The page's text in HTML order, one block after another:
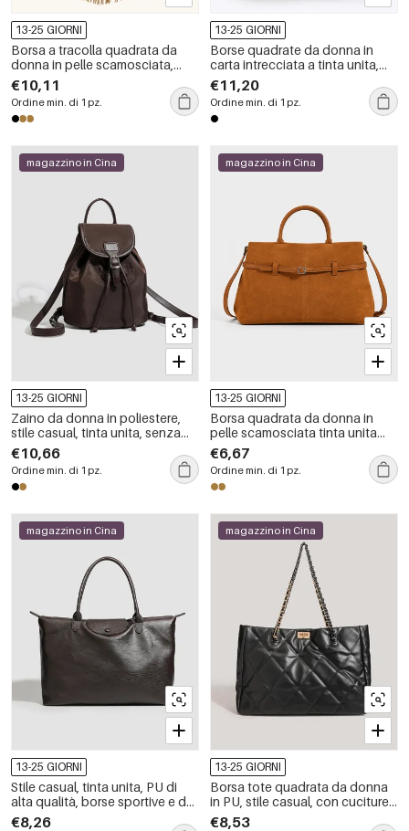
13-25 GIORNI
Borsa a tracolla quadrata da
donna in pelle scamosciata,
tinta unita, stile boho con
nappine.
€10,11
Ordine min. di 1 pz.
13-25 GIORNI
Borse quadrate da donna in
carta intrecciata a tinta unita,
stile casual.
€11,20
Ordine min. di 1 pz.
magazzino in Cina
13-25 GIORNI
Zaino da donna in poliestere,
stile casual, tinta unita, senza
fronzoli
€10,66
Ordine min. di 1 pz.
magazzino in Cina
13-25 GIORNI
Borsa quadrata da donna in
pelle scamosciata tinta unita
con dettagli in metallo, stile
ufficio.
€6,67
Ordine min. di 1 pz.
magazzino in Cina
13-25 GIORNI
Stile casual, tinta unita, PU di
alta qualità, borse sportive e da
viaggio quadrate da donna.
€8,26
magazzino in Cina
13-25 GIORNI
Borsa tote quadrata da donna
in PU, stile casual, con cuciture
trapuntate, dettagli in metallo e
€8,53